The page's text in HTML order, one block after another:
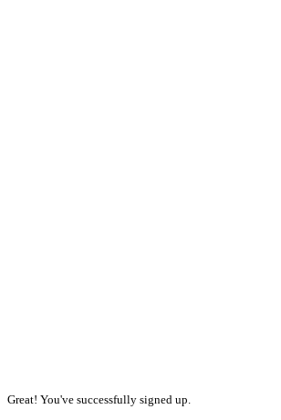
Great! You've successfully signed up.